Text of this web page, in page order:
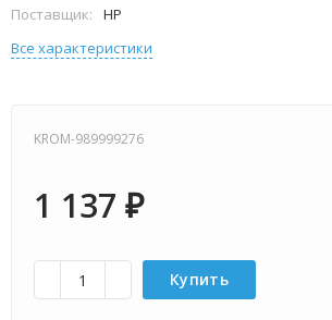
Поставщик:
HP
Все характеристики
KROM-989999276
1 137 ₽
Купить